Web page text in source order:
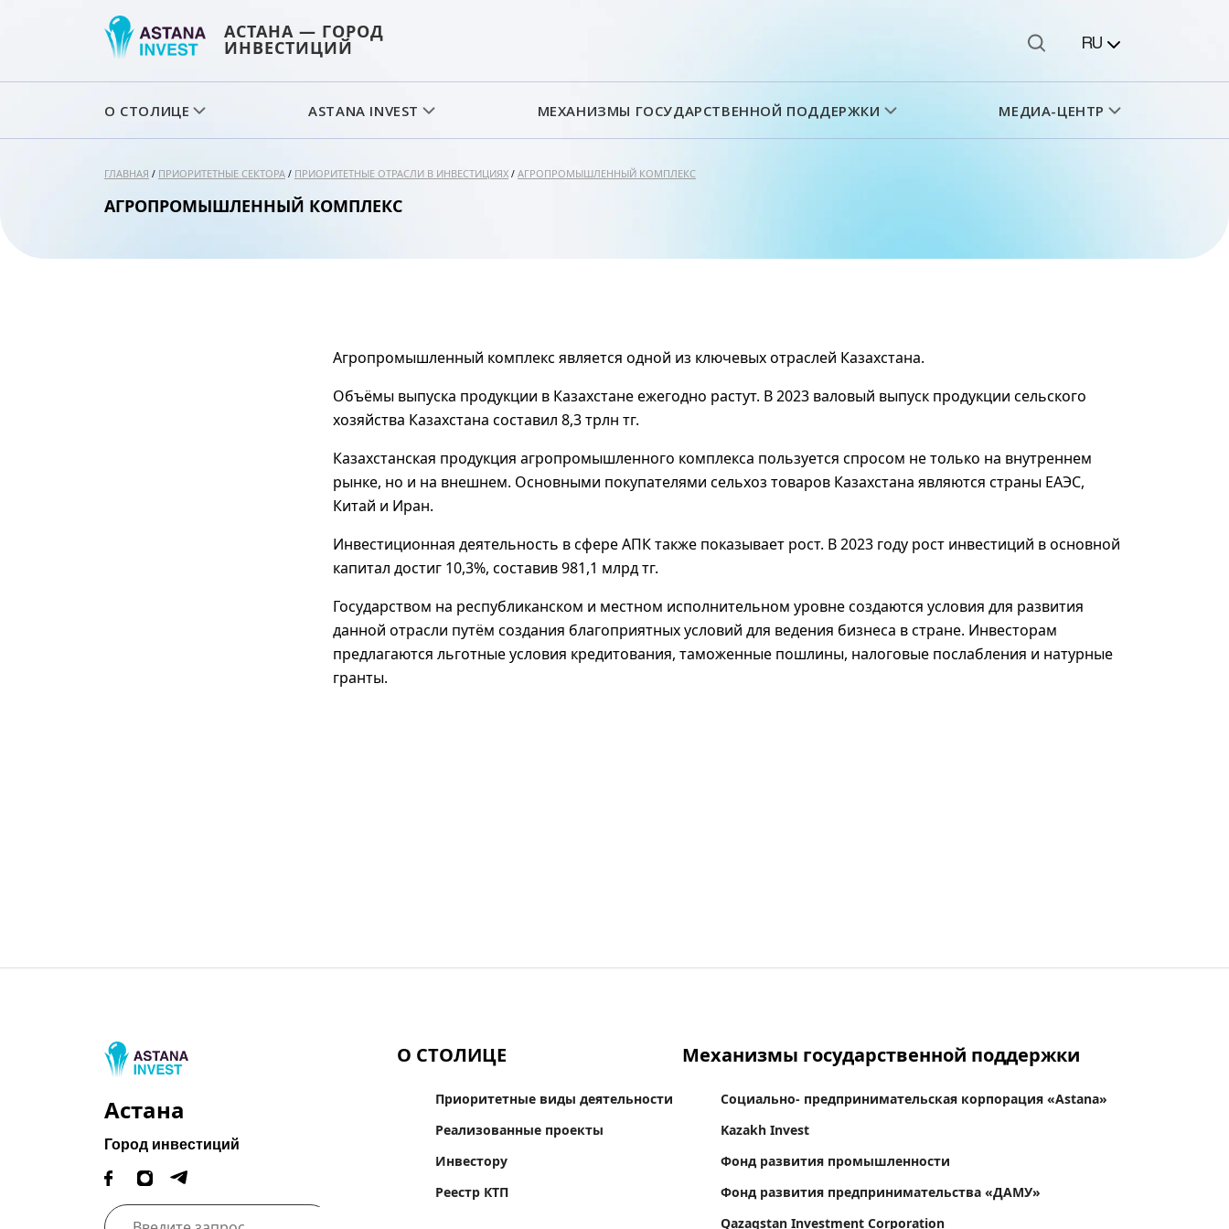
АСТАНА — ГОРОД
ИНВЕСТИЦИЙ RU
О СТОЛИЦЕ ASTANA INVEST МЕХАНИЗМЫ ГОСУДАРСТВЕННОЙ ПОДДЕРЖКИ МЕДИА-ЦЕНТР
ГЛАВНАЯ / ПРИОРИТЕТНЫЕ СЕКТОРА / ПРИОРИТЕТНЫЕ ОТРАСЛИ В ИНВЕСТИЦИЯХ / АГРОПРОМЫШЛЕННЫЙ КОМПЛЕКС
АГРОПРОМЫШЛЕННЫЙ КОМПЛЕКС
Агропромышленный комплекс является одной из ключевых отраслей Казахстана.
Объёмы выпуска продукции в Казахстане ежегодно растут. В 2023 валовый выпуск продукции сельского
хозяйства Казахстана составил 8,3 трлн тг.
Казахстанская продукция агропромышленного комплекса пользуется спросом не только на внутреннем
рынке, но и на внешнем. Основными покупателями сельхоз товаров Казахстана являются страны ЕАЭС,
Китай и Иран.
Инвестиционная деятельность в сфере АПК также показывает рост. В 2023 году рост инвестиций в основной
капитал достиг 10,3%, составив 981,1 млрд тг.
Государством на республиканском и местном исполнительном уровне создаются условия для развития
данной отрасли путём создания благоприятных условий для ведения бизнеса в стране. Инвесторам
предлагаются льготные условия кредитования, таможенные пошлины, налоговые послабления и натурные
гранты.
Астана
Город инвестиций
О СТОЛИЦЕ
Приоритетные виды деятельности
Реализованные проекты
Инвестору
Реестр КТП
Механизмы государственной поддержки
Социально- предпринимательская корпорация «Astana»
Kazakh Invest
Фонд развития промышленности
Фонд развития предпринимательства «ДАМУ»
Qazaqstan Investment Corporation